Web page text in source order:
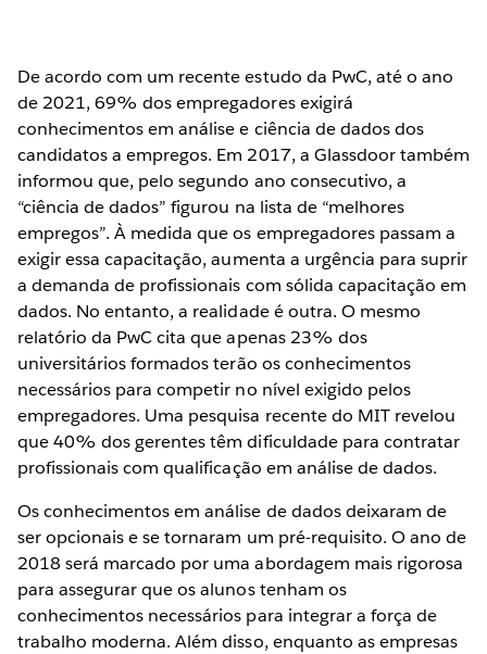
De acordo com um recente estudo da PwC, até o ano
de 2021, 69% dos empregadores exigirá
conhecimentos em análise e ciência de dados dos
candidatos a empregos. Em 2017, a Glassdoor também
informou que, pelo segundo ano consecutivo, a
“ciência de dados” figurou na lista de “melhores
empregos”. À medida que os empregadores passam a
exigir essa capacitação, aumenta a urgência para suprir
a demanda de profissionais com sólida capacitação em
dados. No entanto, a realidade é outra. O mesmo
relatório da PwC cita que apenas 23% dos
universitários formados terão os conhecimentos
necessários para competir no nível exigido pelos
empregadores. Uma pesquisa recente do MIT revelou
que 40% dos gerentes têm dificuldade para contratar
profissionais com qualificação em análise de dados.
Os conhecimentos em análise de dados deixaram de
ser opcionais e se tornaram um pré-requisito. O ano de
2018 será marcado por uma abordagem mais rigorosa
para assegurar que os alunos tenham os
conhecimentos necessários para integrar a força de
trabalho moderna. Além disso, enquanto as empresas